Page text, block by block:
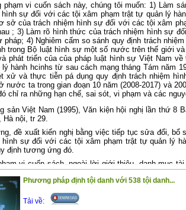
phạm vi cuốn sách này, chúng tôi muốn: 1) Làm
hình sự đối với các tội xâm phạm trật tự quản lý
sở của trách nhiệm hình sự đối với các tội xâm
; 3) Làm rõ hình thức của trách nhiệm hình sự
pháp; 4) Nghiêm cấm so sánh quy định trách
trong Bộ luật hình sự một số nước trên thế giới
phát triển của của pháp luật hình sự Việt Nam
hành hcinhs từ sau cách mạng tháng Tám năm
xử và thực tiễn pá dụng quy định trách nhiệm
nước ta trong gian đoạn 10 năm (2008-2017) và
chỉ ra những hạn chế, sai sót, vi phạm và các
sản Việt Nam (1995), Văn kiện hội nghị lần thứ 8
nội, tr 29.
đề xuất kiến nghị bằng việc tiếp tục sửa đổi,
hình sự đối với các tội xâm phạm trật tự quản lý
định tương ứng đó.
vi cuốn sách, ngoài lời giới thiệu, danh mục
1: Những vấn đề lý luận về trách nhiệm hình sự
Phương pháp định tội danh với 538 tội danh...
Tải về: